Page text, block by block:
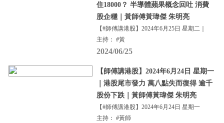
住18000？ 半導體蘋果概念回吐 消費
股企穩｜黃師傅黃瑋傑 朱明亮
【#師傅講港股】2024年6月25日 星期二｜
主持： #黃
2024/06/25
【師傅講港股】2024年6月24日 星期一
｜港股尾市發力 萬八點失而復得 逾千
股份下跌｜黃師傅黃瑋傑 朱明亮
【#師傅講港股】2024年6月24日 星期一
主持： #黃師